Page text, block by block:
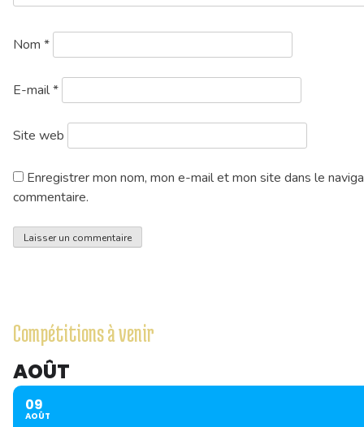
Nom *
E-mail*
Site web
Enregistrer mon nom, mon e-mail et mon site dans le
commentaire.
Compétitions à venir
AOÛT
09
AOÛT